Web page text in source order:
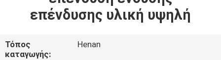
ΕΜΕΊΣ
επένδυσης υλική υψηλή
Τόπος
καταγωγής:
Henan